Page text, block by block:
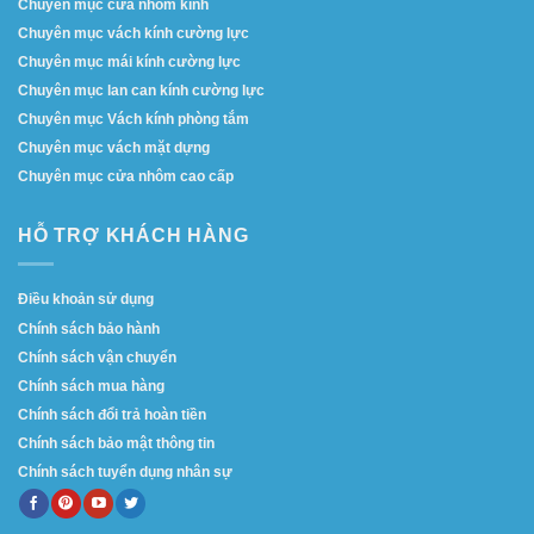
Chuyên mục cửa nhôm kính
Chuyên mục vách kính cường lực
Chuyên mục mái kính cường lực
Chuyên mục lan can kính cường lực
Chuyên mục Vách kính phòng tắm
Chuyên mục vách mặt dựng
Chuyên mục cửa nhôm cao cấp
HỖ TRỢ KHÁCH HÀNG
Điều khoản sử dụng
Chính sách bảo hành
Chính sách vận chuyển
Chính sách mua hàng
Chính sách đổi trả hoàn tiền
Chính sách bảo mật thông tin
Chính sách tuyển dụng nhân sự